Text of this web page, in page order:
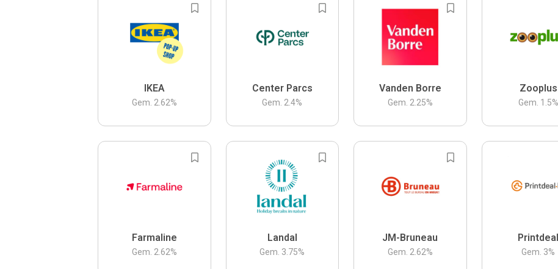
IKEA
Gem. 2.62%
Center Parcs
Gem. 2.4%
Vanden Borre
Gem. 2.25%
Zooplus
Gem. 1.5%
Farmaline
Gem. 2.62%
Landal
Gem. 3.75%
JM-Bruneau
Gem. 2.62%
Printdeal
Gem. 3%